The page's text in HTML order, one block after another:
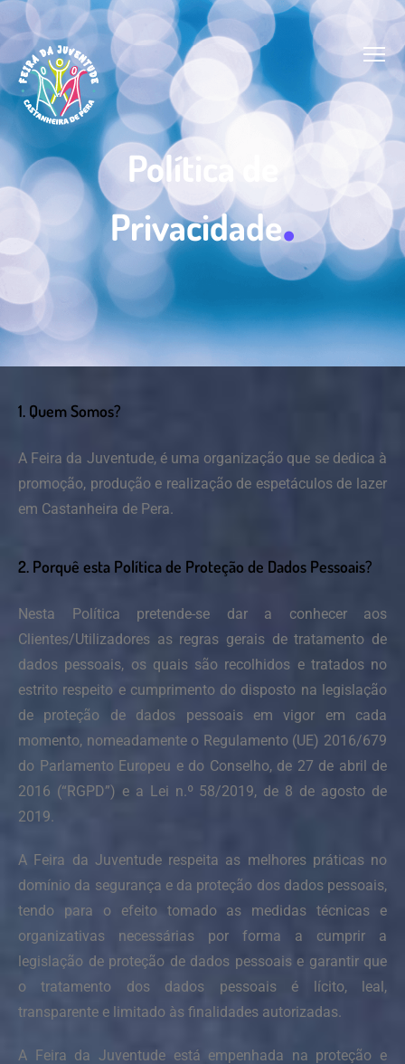
Política de
Privacidade.
1. Quem Somos?
A Feira da Juventude, é uma organização que se dedica à
promoção, produção e realização de espetáculos de lazer
em Castanheira de Pera.
2. Porquê esta Política de Proteção de Dados Pessoais?
Nesta Política pretende-se dar a conhecer aos
Clientes/Utilizadores as regras gerais de tratamento de
dados pessoais, os quais são recolhidos e tratados no
estrito respeito e cumprimento do disposto na legislação
de proteção de dados pessoais em vigor em cada
momento, nomeadamente o Regulamento (UE) 2016/679
do Parlamento Europeu e do Conselho, de 27 de abril de
2016 (“RGPD”) e a Lei n.º 58/2019, de 8 de agosto de
2019.
A Feira da Juventude respeita as melhores práticas no
domínio da segurança e da proteção dos dados pessoais,
tendo para o efeito tomado as medidas técnicas e
organizativas necessárias por forma a cumprir a
legislação de proteção de dados pessoais e garantir que
o tratamento dos dados pessoais é lícito, leal,
transparente e limitado às finalidades autorizadas.
A Feira da Juventude está empenhada na proteção e